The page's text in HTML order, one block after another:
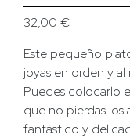
32,00€
Este pequeño
joyas en orden y
Puedes colocarlo
que no pierdas los
fantástico y